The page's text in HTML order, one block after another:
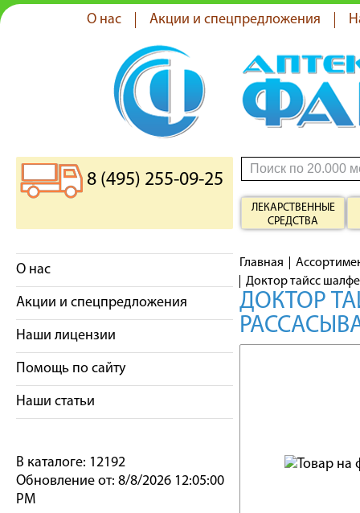
О нас Акции и спецпредложения
8 (495) 255-09-25
ЛЕКАРСТВЕННЫЕ
СРЕДСТВА
О нас
Акции и спецпредложения
Наши лицензии
Помощь по сайту
Наши статьи
В каталоге: 12192
Обновление от: 8/8/2026 12:05:00
PM
Главная
Доктор тайсс
ДОКТОР